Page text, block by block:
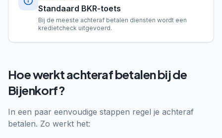
Standaard BKR-toets
Bij de meeste achteraf betalen diensten wordt een
kredietcheck uitgevoerd.
Hoe werkt achteraf betalen bij de
Bijenkorf?
In een paar eenvoudige stappen regel je achteraf
betalen. Zo werkt het: